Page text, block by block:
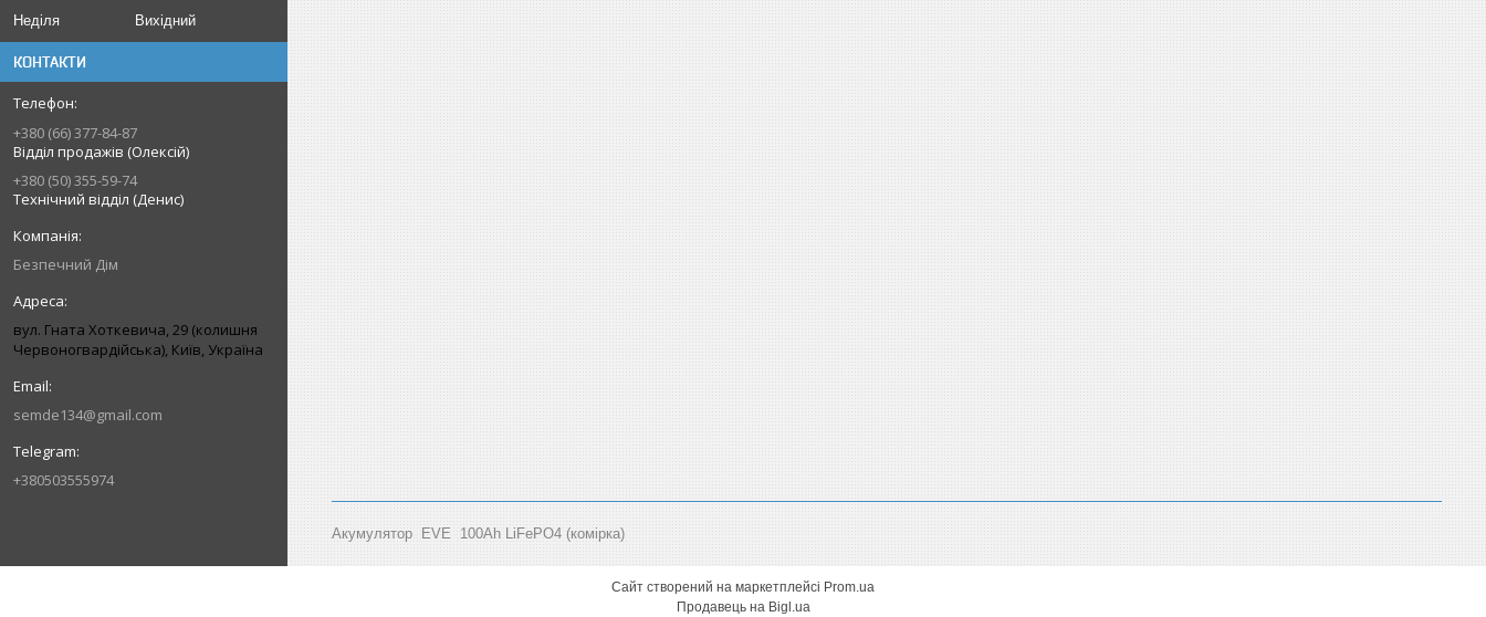
Неділя
Вихідний
КОНТАКТИ
+380 (66) 377-84-87
Відділ продажів (Олексій)
+380 (50) 355-59-74
Технічний відділ (Денис)
Безпечний Дім
вул. Гната Хоткевича, 29 (колишня
Червоногвардійська), Київ, Україна
semde134@gmail.com
+380503555974
Акумулятор EVE 100Ah LiFePO4 (комірка)
Сайт створений на маркетплейсі Prom.ua
Продавець на Bigl.ua